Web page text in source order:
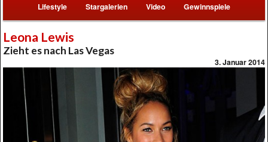
Lifestyle Stargalerien Video Gewinnspiele
Leona Lewis
Zieht es nach Las Vegas
3. Januar 2014